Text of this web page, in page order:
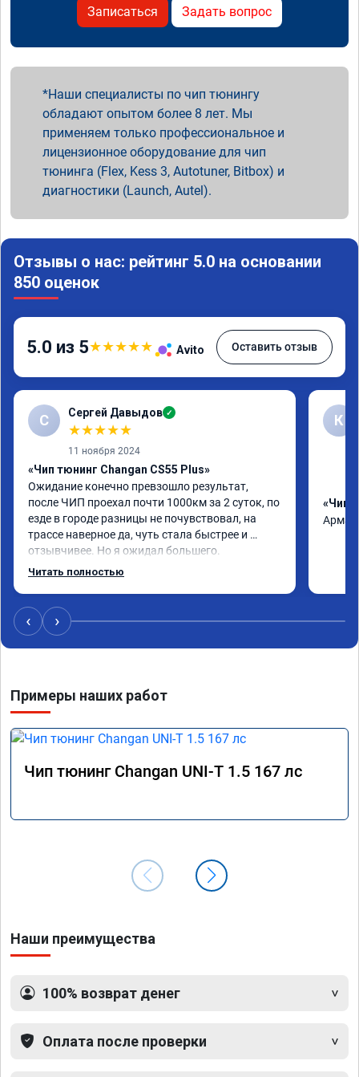
Записаться Задать вопрос
Наши специалисты по чип тюнингу
обладают опытом более 8 лет. Мы
применяем только профессиональное и
лицензионное оборудование для чип
тюнинга (Flex, Kess 3, Autotuner, Bitbox) и
диагностики (Launch, Autel).
Отзывы о нас: рейтинг 5.0 на основании
850 оценок
5.0 из 5★★★★★ Avito Оставить отзыв
С Сергей Давыдов ✓
★★★★★
11 ноября 2024
«Чип тюнинг Changan CS55 Plus»
Ожидание конечно превзошло результат,
после ЧИП проехал почти 1000км за 2 суток, по
езде в городе разницы не почувствовал, на
трассе наверное да, чуть стала быстрее и
отзывчивее. Но я ожидал большего.
По работе ни каких вопросов, приехал ко
Откатывать обратно не буду, но заявленные
+24 🐎 конечно под вопросом…
Считаю нужно чуть чуть 🤏 доработать
корректировки))
Читать полностью
К
«Чип
Арман
‹ ›
Примеры наших работ
Чип тюнинг Changan UNI-T 1.5 167 лс
Наши преимущества
100% возврат денег
Оплата после проверки